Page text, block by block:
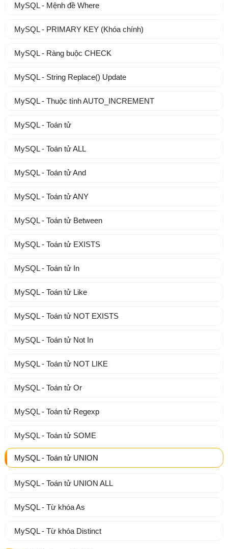
MySQL - Mệnh đề Where
MySQL - PRIMARY KEY (Khóa chính)
MySQL - Ràng buộc CHECK
MySQL - String Replace() Update
MySQL - Thuộc tính AUTO_INCREMENT
MySQL - Toán tử
MySQL - Toán tử ALL
MySQL - Toán tử And
MySQL - Toán tử ANY
MySQL - Toán tử Between
MySQL - Toán tử EXISTS
MySQL - Toán tử In
MySQL - Toán tử Like
MySQL - Toán tử NOT EXISTS
MySQL - Toán tử Not In
MySQL - Toán tử NOT LIKE
MySQL - Toán tử Or
MySQL - Toán tử Regexp
MySQL - Toán tử SOME
MySQL - Toán tử UNION
MySQL - Toán tử UNION ALL
MySQL - Từ khóa As
MySQL - Từ khóa Distinct